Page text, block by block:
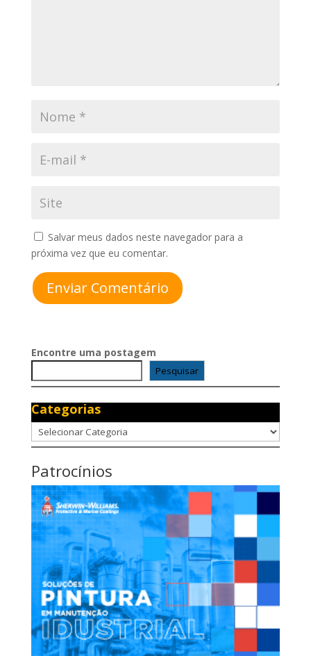
Salvar meus dados neste navegador para a
próxima vez que eu comentar.
Enviar Comentário
Encontre uma postagem
Pesquisar
Categorias
Categorias
Patrocínios